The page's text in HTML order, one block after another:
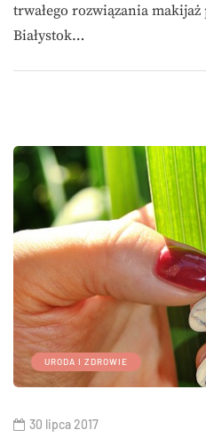
trwałego rozwiązania
Białystok…
URODA I ZDROWIE
30 lipca 2017